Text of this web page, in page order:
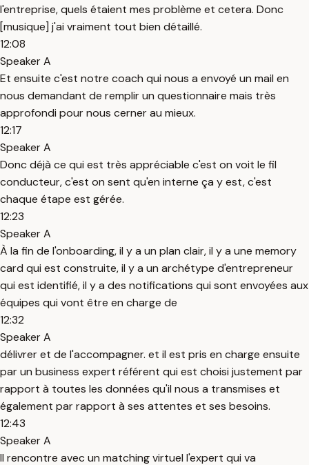
l'entreprise, quels étaient mes problème et cetera. Donc
[musique] j'ai vraiment tout bien détaillé.
12:08
Speaker A
Et ensuite c'est notre coach qui nous a envoyé un mail en
nous demandant de remplir un questionnaire mais très
approfondi pour nous cerner au mieux.
12:17
Speaker A
Donc déjà ce qui est très appréciable c'est on voit le fil
conducteur, c'est on sent qu'en interne ça y est, c'est
chaque étape est gérée.
12:23
Speaker A
À la fin de l'onboarding, il y a un plan clair, il y a une memory
card qui est construite, il y a un archétype d'entrepreneur
qui est identifié, il y a des notifications qui sont envoyées aux
équipes qui vont être en charge de
12:32
Speaker A
délivrer et de l'accompagner. et il est pris en charge ensuite
par un business expert référent qui est choisi justement par
rapport à toutes les données qu'il nous a transmises et
également par rapport à ses attentes et ses besoins.
12:43
Speaker A
Il rencontre avec un matching virtuel l'expert qui va